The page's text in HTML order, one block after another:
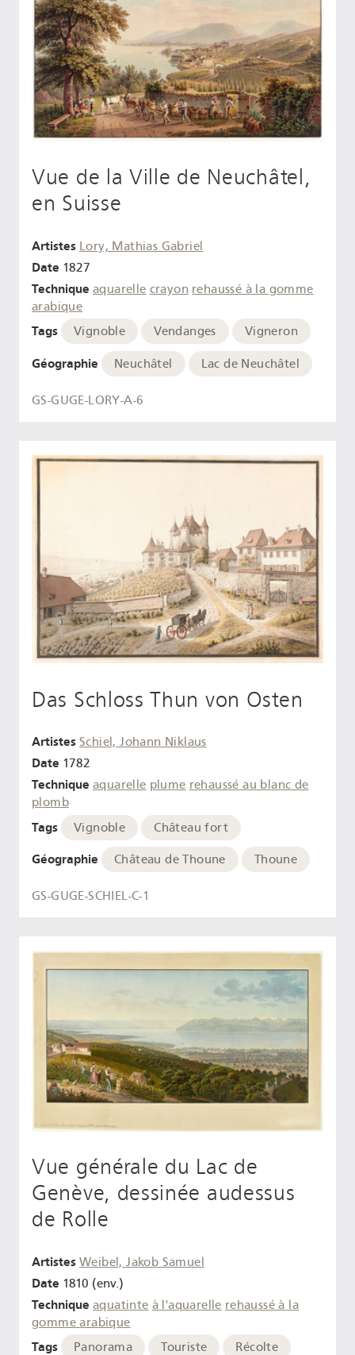
Vue de la Ville de Neuchâtel,
en Suisse
Artistes Lory, Mathias Gabriel
Date 1827
Technique aquarelle crayon rehaussé à la gomme
arabique
Tags Vignoble Vendanges Vigneron
Géographie Neuchâtel Lac de Neuchâtel
GS-GUGE-LORY-A-6
Das Schloss Thun von Osten
Artistes Schiel, Johann Niklaus
Date 1782
Technique aquarelle plume rehaussé au blanc de
plomb
Tags Vignoble Château fort
Géographie Château de Thoune Thoune
GS-GUGE-SCHIEL-C-1
Vue générale du Lac de
Genève, dessinée audessus
de Rolle
Artistes Weibel, Jakob Samuel
Date 1810 (env.)
Technique aquatinte à l'aquarelle rehaussé à la
gomme arabique
Tags Panorama Touriste Récolte